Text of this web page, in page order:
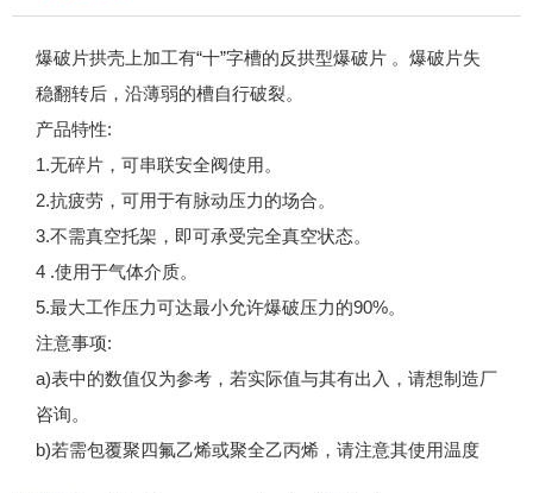
爆破片拱壳上加工有“十”字槽的反拱型爆破片 。爆破片失
稳翻转后，沿薄弱的槽自行破裂。
产品特性:
1.无碎片，可串联安全阀使用。
2.抗疲劳，可用于有脉动压力的场合。
3.不需真空托架，即可承受完全真空状态。
4 .使用于气体介质。
5.最大工作压力可达最小允许爆破压力的90%。
注意事项:
a)表中的数值仅为参考，若实际值与其有出入，请想制造厂
咨询。
b)若需包覆聚四氟乙烯或聚全乙丙烯，请注意其使用温度